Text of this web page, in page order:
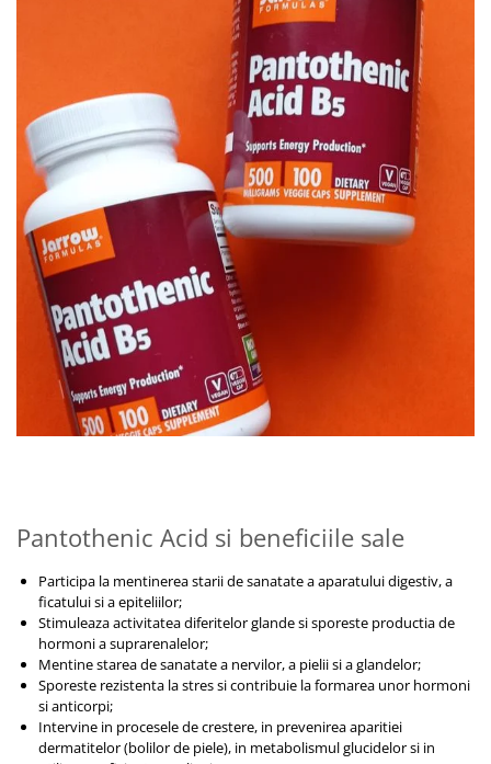
Tribulus (Coltii Babei)
Triptofan
Turmeric (Curcumin)
U
Ulei de Cocos
Ulei Seminte Dovleac (Pumpkin)
Ulm Alunecos (Slippery Elm)
Urzica (Stinging Nettle)
Usturoi (Garlic)
Valeriana
Vitamina B12 (Cobalamina)
Vitamina D
Wormwood (Artemisia)
Y
Yucca
Z
Zeaxantina
Zinc
Pantothenic Acid si beneficiile sale
Participa la mentinerea starii de sanatate a aparatului digestiv, a
ficatului si a epiteliilor;
Stimuleaza activitatea diferitelor glande si sporeste productia de
hormoni a suprarenalelor;
Mentine starea de sanatate a nervilor, a pielii si a glandelor;
Sporeste rezistenta la stres si contribuie la formarea unor hormoni
si anticorpi;
Intervine in procesele de crestere, in prevenirea aparitiei
dermatitelor (bolilor de piele), in metabolismul glucidelor si in